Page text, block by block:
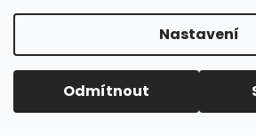
Nastavení
Odmítnout
NUK
O.B.
OASIS